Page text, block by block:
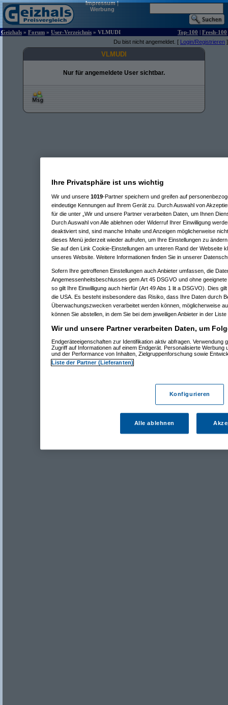
Impressum|
Werbung
Geizhals » Forum » User-Verzeichnis » VLMUDI Top-100 | Fresh-100
Du bist nicht angemeldet. [ Login/Registrieren ]
VLMUDI
Nur für angemeldete User sichtbar.
Ihre Privatsphäre ist uns wichtig
Wir und unsere 1019-Partner speichern und greifen auf
eindeutige Kennungen auf Ihrem Gerät zu. Durch Auswahl von
für die unter „Wir und unsere Partner verarbeiten Daten, um Ihnen
Durch Auswahl von Alle ablehnen oder Widerruf Ihrer Einwilligung
deaktiviert sind, sind manche Inhalte und Anzeigen möglicherweise
dieses Menü jederzeit wieder aufrufen, um Ihre Einstellungen zu
Sie auf den Link Cookie-Einstellungen am unteren Rand der Webseite
unseres Website. Weitere Informationen finden Sie in unserer
Sofern Ihre getroffenen Einstellungen auch Anbieter umfassen, die
Angemessenheitsbeschlusses gem Art 45 DSGVO und ohne
so gilt Ihre Einwilligung auch hierfür (Art 49 Abs 1 lit a DSGVO). Dies
die USA. Es besteht insbesondere das Risiko, dass Ihre Daten durch
Überwachungszwecken verarbeitet werden können, möglicherweise
können Sie abstellen, in dem Sie bei dem jeweiligen Anbieter in der
Wir und unsere Partner verarbeiten Daten, um
Endgeräteeigenschaften zur Identifikation aktiv abfragen. Verwendung
Zugriff auf Informationen auf einem Endgerät. Personalisierte Werbung
und der Performance von Inhalten, Zielgruppenforschung sowie
Liste der Partner (Lieferanten)
Konfigurieren
Alle ablehnen